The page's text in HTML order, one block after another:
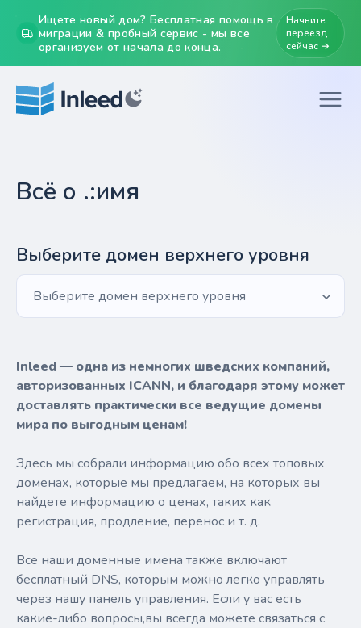
Ищете новый дом? Бесплатная помощь в
миграции & пробный сервис - мы все
организуем от начала до конца.
Начните
переезд
сейчас →
Всё о .:имя
Выберите домен верхнего уровня
Выберите домен верхнего уровня
Inleed — одна из немногих шведских компаний,
авторизованных ICANN, и благодаря этому может
доставлять практически все ведущие домены
мира по выгодным ценам!
Здесь мы собрали информацию обо всех топовых
доменах, которые мы предлагаем, на которых вы
найдете информацию о ценах, таких как
регистрация, продление, перенос и т. д.
Все наши доменные имена также включают
бесплатный DNS, которым можно легко управлять
через нашу панель управления. Если у вас есть
какие-либо вопросы,вы всегда можете связаться с